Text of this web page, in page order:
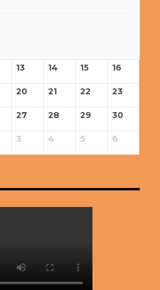
13 14 15 16
20 21 22 23
27 28 29 30
3 4 5 6